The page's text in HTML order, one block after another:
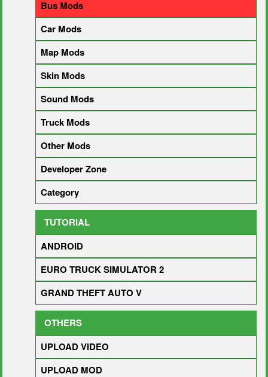
Bus Mods
Car Mods
Map Mods
Skin Mods
Sound Mods
Truck Mods
Other Mods
Developer Zone
Category
TUTORIAL
ANDROID
EURO TRUCK SIMULATOR 2
GRAND THEFT AUTO V
OTHERS
UPLOAD VIDEO
UPLOAD MOD